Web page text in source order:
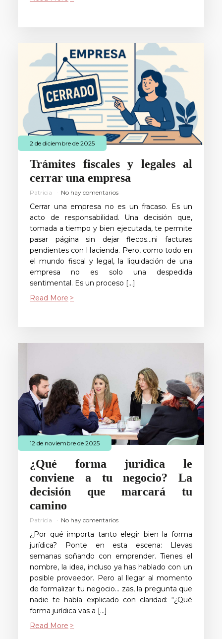
2 de diciembre de 2025
Trámites fiscales y legales al
cerrar una empresa
Patricia No hay comentarios
Cerrar una empresa no es un fracaso. Es un
acto de responsabilidad. Una decisión que,
tomada a tiempo y bien ejecutada, te permite
pasar página sin dejar flecos…ni facturas
pendientes con Hacienda. Pero, como todo en
el mundo fiscal y legal, la liquidación de una
empresa no es solo una despedida
sentimental. Es un proceso […]
Read More
12 de noviembre de 2025
¿Qué forma jurídica le
conviene a tu negocio? La
decisión que marcará tu
camino
Patricia No hay comentarios
¿Por qué importa tanto elegir bien la forma
jurídica? Ponte en esta escena: Llevas
semanas soñando con emprender. Tienes el
nombre, la idea, incluso ya has hablado con un
posible proveedor. Pero al llegar al momento
de formalizar tu negocio… zas, la pregunta que
nadie te había explicado con claridad: “¿Qué
forma jurídica vas a […]
Read More